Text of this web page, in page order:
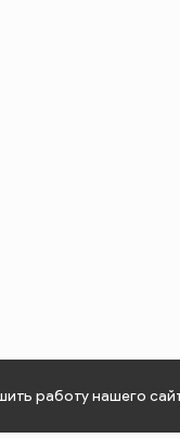
работу нашего